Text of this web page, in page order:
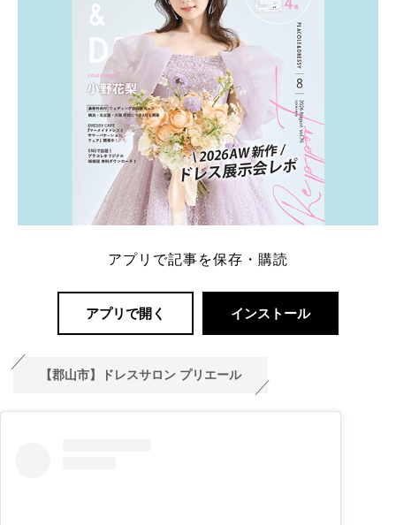
アプリで記事を保存・購読
アプリで開く インストール
【郡山市】ドレスサロン プリエール